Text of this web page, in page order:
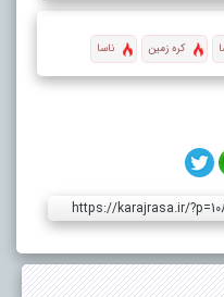
کره زمین ناسا
https://karajrasa.ir/